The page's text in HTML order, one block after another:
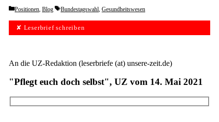
Categories
Positionen, Blog Tags
Bundestagswahl, Gesundheitswesen
✘ Leserbrief schreiben
An die UZ-Redaktion (leserbriefe (at) unsere-zeit.de)
"Pflegt euch doch selbst", UZ vom 14. Mai 2021